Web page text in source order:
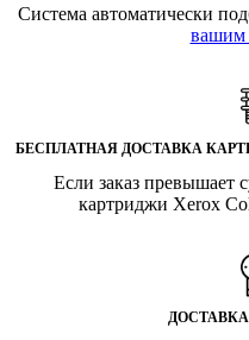
Система автоматически
вашим
БЕСПЛАТНАЯ ДОСТАВКА
Если заказ превышает
картриджи Xerox